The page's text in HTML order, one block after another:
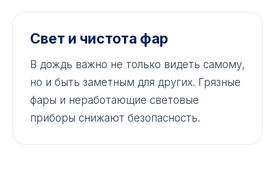
Свет и чистота фар
В дождь важно не только видеть самому,
но и быть заметным для других. Грязные
фары и неработающие световые
приборы снижают безопасность.